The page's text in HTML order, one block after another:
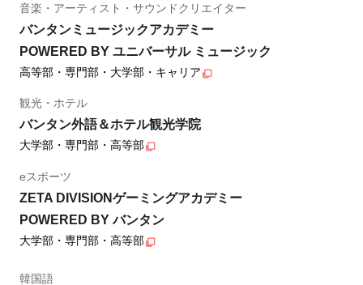
音楽・アーティスト・サウンドクリエイター
バンタンミュージックアカデミー
POWERED BY ユニバーサル ミュージック
高等部・専門部・大学部・キャリア
観光・ホテル
バンタン外語＆ホテル観光学院
大学部・専門部・高等部
eスポーツ
ZETA DIVISIONゲーミングアカデミー
POWERED BY バンタン
大学部・専門部・高等部
韓国語